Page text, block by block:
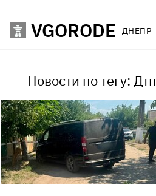
VGORODE ДНЕПР
Новости по тегу: Дтп